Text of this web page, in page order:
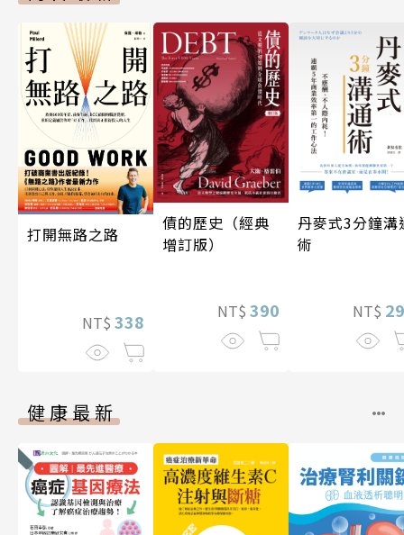
打開無路之路
NT$ 338
債的歷史（經典
增訂版）
NT$ 390
丹麥式3分鐘溝
術
NT$
健康最新